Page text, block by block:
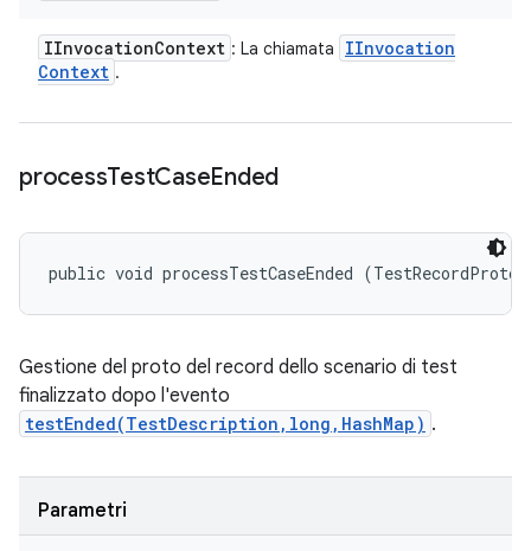
IInvocationContext : La chiamata
IInvocation
Context .
processTestCaseEnded
public void processTestCaseEnded
Gestione del proto del record dello scenario di test
finalizzato dopo l'evento
testEnded(TestDescription,long,HashMap) .
Parametri